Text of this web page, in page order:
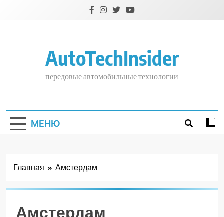
AutoTechInsider
передовые автомобильные технологии
МЕНЮ
Главная Амстердам
Амстердам